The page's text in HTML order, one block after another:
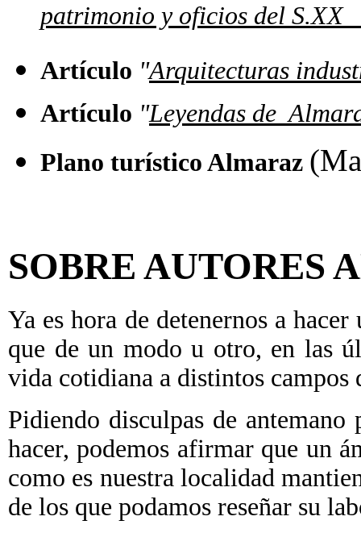
patrimonio y oficios del S.XX
Artículo "Arquitecturas
Artículo "Leyendas de
Plano turístico Almaraz
SOBRE AUTORES
Ya es hora de detenernos a
que de un modo u otro, en las
vida cotidiana a distintos campos
Pidiendo disculpas de
hacer, podemos afirmar que un
como es nuestra localidad
de los que podamos reseñar su